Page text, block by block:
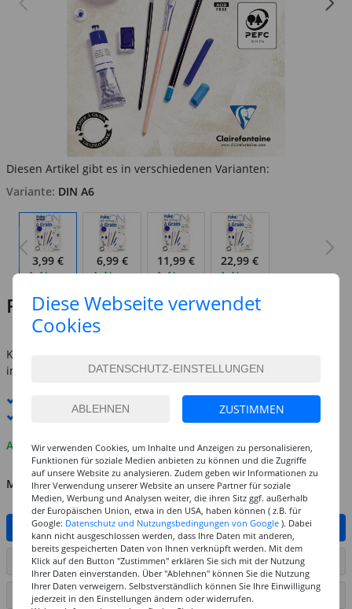
Diesen Artikel gibt es in verschiedenen Varianten:
Variante: DIN A6
3,99 €
Auf Lager
6,99 €
Auf Lager
11,99 €
Auf Lager
22,99 €
Auf Lager
Preis: 3,99 €
inkl. MwSt.
Kostenlose Lieferung ab
innerhalb Deutschlands -Details
11. - 12. August
Premium-Lieferung verfügbar
Auf Lager
MENGE
IN DEN WARENKORB
ARTIKEL AUF WUNSCHLISTE SETZEN
SEITE DRUCKEN
Diese Webseite verwendet
Cookies
ZUSTIMMEN
Wir verwenden Cookies, um Inhalte und Anzeigen zu personalisieren,
Funktionen für soziale Medien anbieten zu können und die Zugriffe
auf unsere Website zu analysieren. Zudem geben wir Informationen zu
Ihrer Verwendung unserer Website an unsere Partner für soziale
Medien, Werbung und Analysen weiter, die ihren Sitz ggf. außerhalb
der Europäischen Union, etwa in den USA, haben können ( z.B. für
Google: Datenschutz und Nutzungsbedingungen von Google ). Dabei
kann nicht ausgeschlossen werden, dass Ihre Daten mit anderen,
bereits gespeicherten Daten von Ihnen verknüpft werden. Mit dem
Klick auf den Button "Zustimmen" erklären Sie sich mit der Nutzung
Ihrer Daten einverstanden. Über "Ablehnen" können Sie die Nutzung
Ihrer Daten verweigern. Selbstverständlich können Sie Ihre Einwilligung
jederzeit in den Einstellungen ändern oder widerrufen.